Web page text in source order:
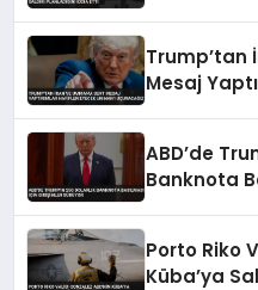
Trump’tan
Mesaj
ABD’de
Banknota
Porto Riko
Küba’ya